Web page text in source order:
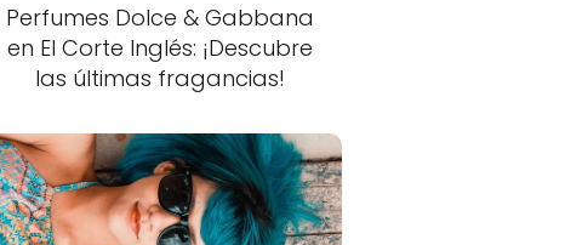
Perfumes Dolce & Gabbana
en El Corte Inglés: ¡Descubre
las últimas fragancias!